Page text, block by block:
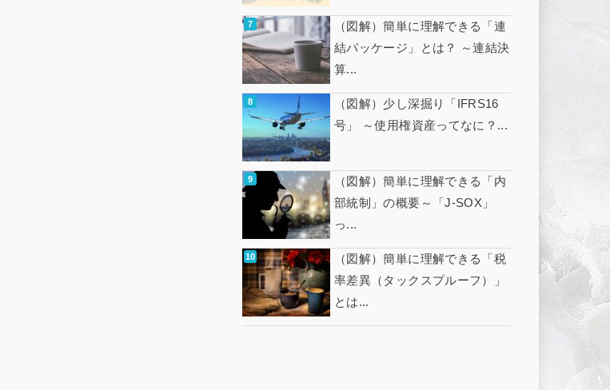
（図解）簡単に理解できる「連
結パッケージ」とは？ ～連結決
算...
（図解）少し深掘り「IFRS16
号」 ～使用権資産ってなに？...
（図解）簡単に理解できる「内
部統制」の概要～「J-SOX」
っ...
（図解）簡単に理解できる「税
率差異（タックスプルーフ）」
とは...